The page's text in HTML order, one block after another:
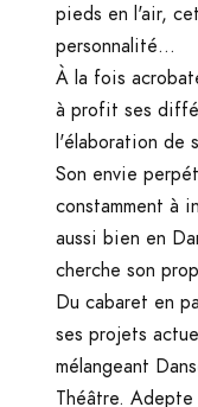
pieds en l'air,
personnalité…
À la fois
à profit ses
l'élaboration de
Son envie
constamment à
aussi bien en
cherche son
Du cabaret en
ses projets
mélangeant
Théâtre.